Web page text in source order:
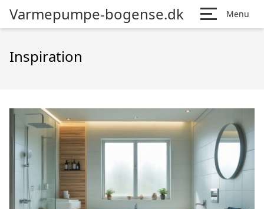
Varmepumpe-bogense.dk Menu
Inspiration